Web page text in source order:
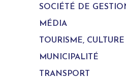
SOCIÉTÉ DE
MÉDIA
TOURISME,
MUNICIPALITÉ
TRANSPORT